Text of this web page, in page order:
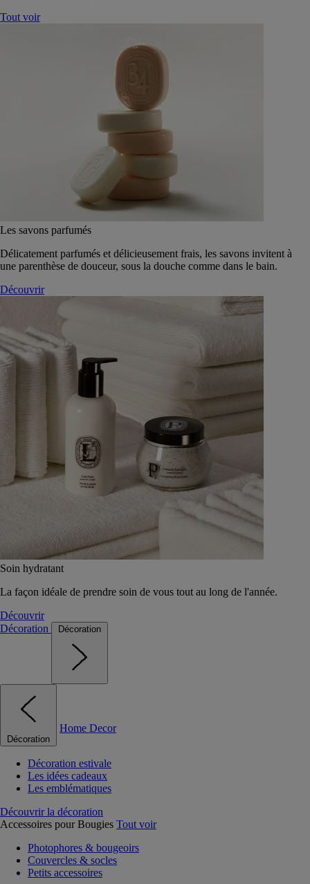
Tout voir
Les savons parfumés
Délicatement parfumés et délicieusement frais, les savons invitent à
une parenthèse de douceur, sous la douche comme dans le bain.
Découvrir
Soin hydratant
La façon idéale de prendre soin de vous tout au long de l'année.
Découvrir
Décoration
Décoration
Décoration
Home Decor
Décoration estivale
Les idées cadeaux
Les emblématiques
Découvrir la décoration
Accessoires pour Bougies Tout voir
Photophores & bougeoirs
Couvercles & socles
Petits accessoires